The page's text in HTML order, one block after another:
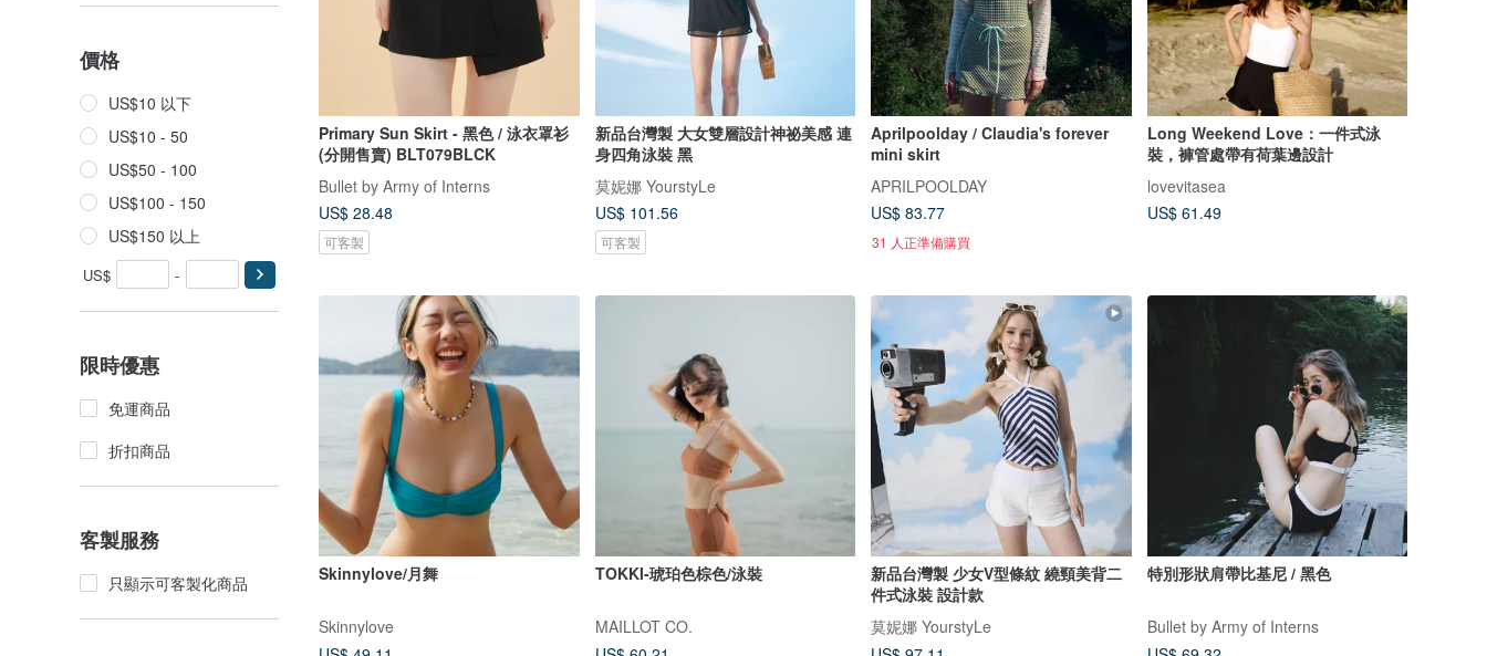
價格
US$10 以下
US$10 - 50
US$50 - 100
US$100 - 150
US$150 以上
US$ -
限時優惠
免運商品
折扣商品
客製服務
只顯示可客製化商品
Primary Sun Skirt - 黑色 / 泳衣罩衫
(分開售賣) BLT079BLCK
Bullet by Army of Interns
US$ 28.48
可客製
新品台灣製 大女雙層設計神祕美感 連
身四角泳裝 黑
莫妮娜 YourstyLe
US$ 101.56
可客製
Aprilpoolday / Claudia's forever
mini skirt
APRILPOOLDAY
US$ 83.77
31 人正準備購買
Long Weekend Love：一件式泳
裝，褲管處帶有荷葉邊設計
lovevitasea
US$ 61.49
Skinnylove/月舞
Skinnylove
TOKKI-琥珀色棕色/泳裝
MAILLOT CO.
新品台灣製 少女V型條紋 繞頸美背二
件式泳裝 設計款
莫妮娜 YourstyLe
特別形狀肩帶比基尼 / 黑色
Bullet by Army of Interns